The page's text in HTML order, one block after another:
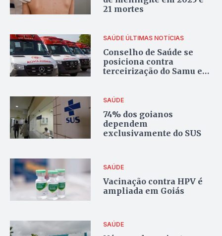
21 mortes
SAÚDE ÚLTIMAS NOTÍCIAS
Conselho de Saúde se
posiciona contra
terceirização do Samu em
SAÚDE
74% dos goianos
dependem
exclusivamente do SUS
SAÚDE
Vacinação contra HPV é
ampliada em Goiás
SAÚDE